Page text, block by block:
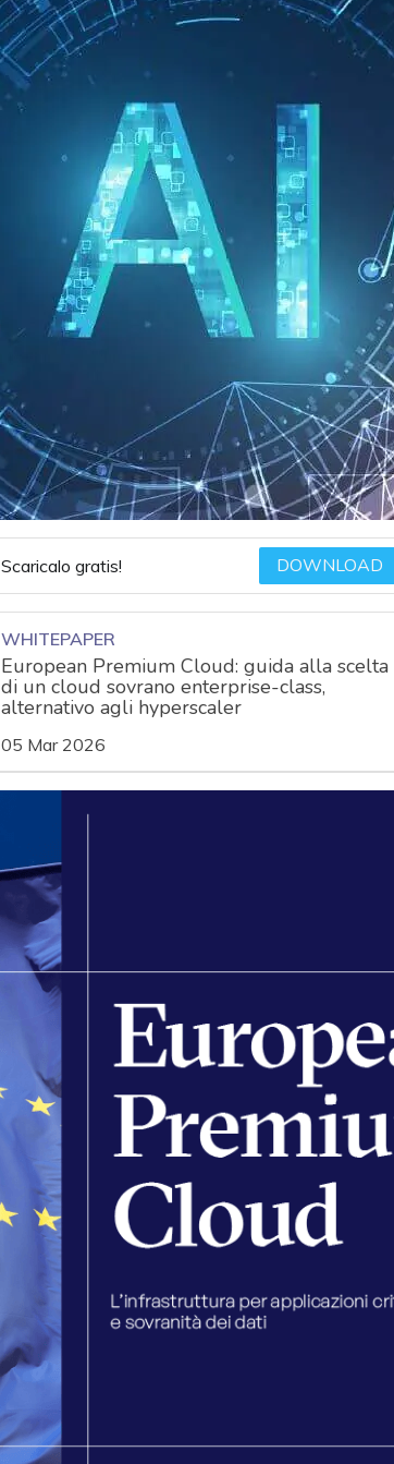
Scaricalo gratis! DOWNLOAD
WHITEPAPER
European Premium Cloud: guida alla scelta
di un cloud sovrano enterprise-class,
alternativo agli hyperscaler
05 Mar 2026